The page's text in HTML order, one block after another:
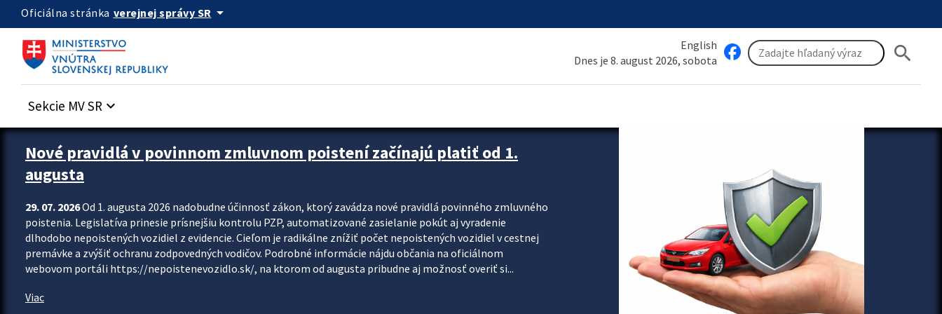
Preskocit na hlavný obsah
Oficiálna stránka verejnej správy SR arrow_drop_down
English
Dnes je 8. august 2026, sobota
search
Sekcie MV SR keyboard_arrow_down
Zastavit automatický posun upútavok
Nové pravidlá v povinnom zmluvnom poistení začínajú platiť od 1.
augusta
29. 07. 2026Od 1. augusta 2026 nadobudne účinnosť zákon, ktorý zavádza nové pravidlá povinného zmluvného
poistenia. Legislatíva prinesie prísnejšiu kontrolu PZP, automatizované zasielanie pokút aj vyradenie
dlhodobo nepoistených vozidiel z evidencie. Cieľom je radikálne znížiť počet nepoistených vozidiel v cestnej
premávke a zvýšiť ochranu zodpovedných vodičov. Podrobné informácie nájdu občania na oficiálnom
webovom portáli https://nepoistenevozidlo.sk/, na ktorom od augusta pribudne aj možnosť overiť si...
Viac